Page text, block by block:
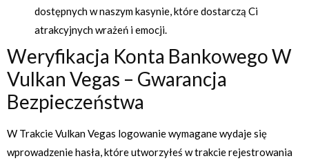
dostępnych w naszym kasynie, które dostarczą Ci
atrakcyjnych wrażeń i emocji.
Weryfikacja Konta Bankowego W
Vulkan Vegas – Gwarancja
Bezpieczeństwa
W Trakcie Vulkan Vegas logowanie wymagane wydaje się
wprowadzenie hasła, które utworzyłeś w trakcie rejestrowania